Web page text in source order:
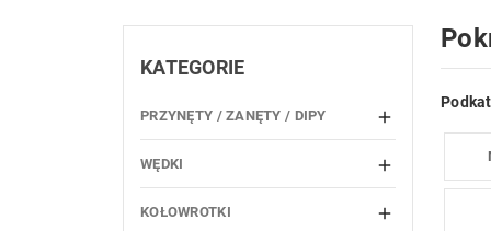
KATEGORIE
PRZYNĘTY / ZANĘTY / DIPY 
WĘDKI 
KOŁOWROTKI 